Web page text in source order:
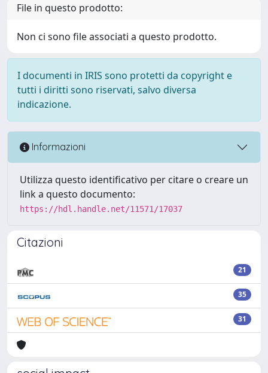
File in questo prodotto:
Non ci sono file associati a questo prodotto.
I documenti in IRIS sono protetti da copyright e
tutti i diritti sono riservati, salvo diversa
indicazione.
Informazioni
Utilizza questo identificativo per citare o creare un
link a questo documento:
https://hdl.handle.net/11571/17037
Citazioni
21
35
31